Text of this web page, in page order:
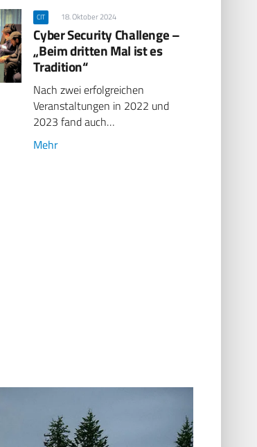
CIT 18. Oktober 2024
Cyber Security Challenge –
„Beim dritten Mal ist es
Tradition“
Nach zwei erfolgreichen
Veranstaltungen in 2022 und
2023 fand auch…
Mehr